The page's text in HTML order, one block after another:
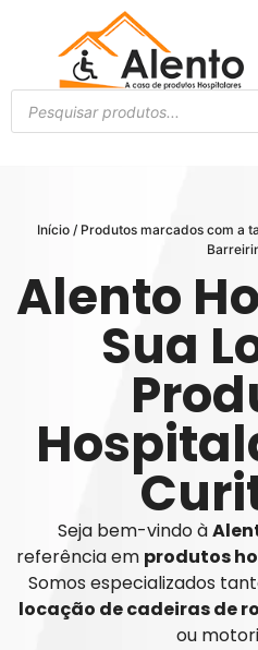
Início / Produtos marcados com a
Alento
Sua
Seja bem-vindo à
referência em produtos
Somos especializados
locação de cadeiras de
ou